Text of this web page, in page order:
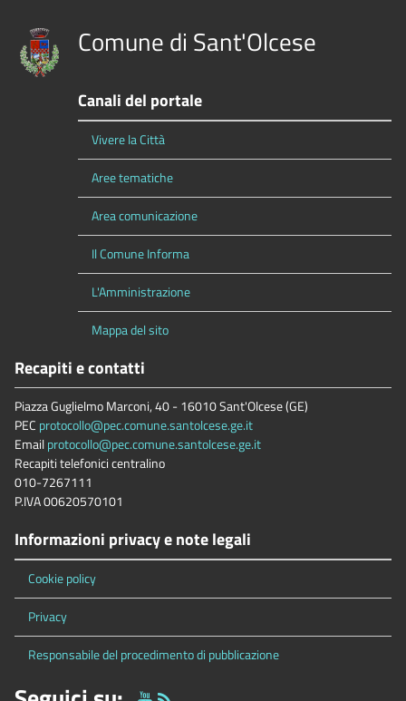
Comune di Sant'Olcese
Canali del portale
Vivere la Città
Aree tematiche
Area comunicazione
Il Comune Informa
L'Amministrazione
Mappa del sito
Recapiti e contatti
Piazza Guglielmo Marconi, 40 - 16010 Sant'Olcese (GE)
PEC protocollo@pec.comune.santolcese.ge.it
Emailprotocollo@pec.comune.santolcese.ge.it
Recapiti telefonici centralino
010-7267111
P.IVA 00620570101
Informazioni privacy e note legali
Cookie policy
Privacy
Responsabile del procedimento di pubblicazione